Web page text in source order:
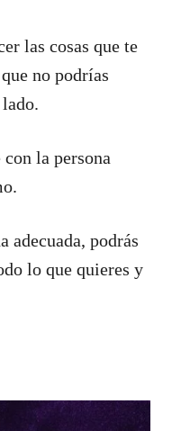
las cosas que te
no podrías
la persona
adecuada, podrás
lo que quieres y